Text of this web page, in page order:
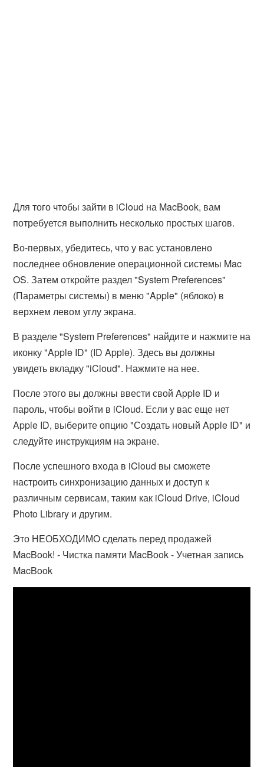
Для того чтобы зайти в iCloud на MacBook, вам
потребуется выполнить несколько простых шагов.
Во-первых, убедитесь, что у вас установлено
последнее обновление операционной системы Mac
OS. Затем откройте раздел "System Preferences"
(Параметры системы) в меню "Apple" (яблоко) в
верхнем левом углу экрана.
В разделе "System Preferences" найдите и нажмите на
иконку "Apple ID" (ID Apple). Здесь вы должны
увидеть вкладку "iCloud". Нажмите на нее.
После этого вы должны ввести свой Apple ID и
пароль, чтобы войти в iCloud. Если у вас еще нет
Apple ID, выберите опцию "Создать новый Apple ID" и
следуйте инструкциям на экране.
После успешного входа в iCloud вы сможете
настроить синхронизацию данных и доступ к
различным сервисам, таким как iCloud Drive, iCloud
Photo Library и другим.
Это НЕОБХОДИМО сделать перед продажей
MacBook! - Чистка памяти MacBook - Учетная запись
MacBook